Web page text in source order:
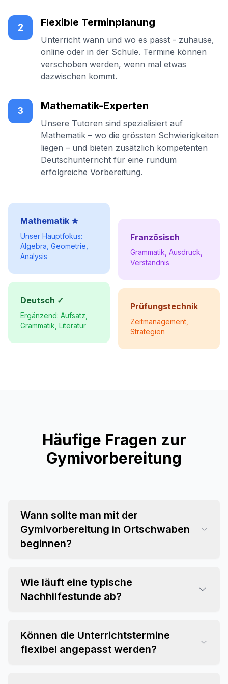
2 Flexible Terminplanung
Unterricht wann und wo es passt - zuhause,
online oder in der Schule. Termine können
verschoben werden, wenn mal etwas
dazwischen kommt.
3 Mathematik-Experten
Unsere Tutoren sind spezialisiert auf
Mathematik – wo die grössten Schwierigkeiten
liegen – und bieten zusätzlich kompetenten
Deutschunterricht für eine rundum
erfolgreiche Vorbereitung.
Mathematik ★
Unser Hauptfokus:
Algebra, Geometrie,
Analysis
Deutsch ✓
Ergänzend: Aufsatz,
Grammatik, Literatur
Französisch
Grammatik, Ausdruck,
Verständnis
Prüfungstechnik
Zeitmanagement,
Strategien
Häufige Fragen zur
Gymivorbereitung
Wann sollte man mit der
Gymivorbereitung in Ortschwaben
beginnen?
Wie läuft eine typische
Nachhilfestunde ab?
Können die Unterrichtstermine
flexibel angepasst werden?